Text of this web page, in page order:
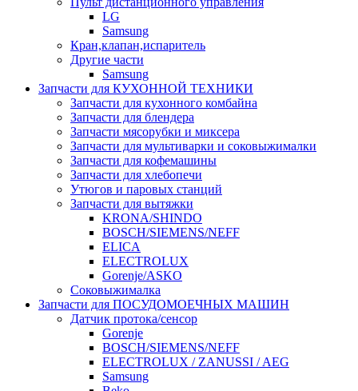
LG
Samsung
Кран,клапан,испаритель
Другие части
Samsung
Запчасти для КУХОННОЙ ТЕХНИКИ
Запчасти для кухонного комбайна
Запчасти для блендера
Запчасти мясорубки и миксера
Запчасти для мультиварки и соковыжималки
Запчасти для кофемашины
Запчасти для хлебопечи
Утюгов и паровых станций
Запчасти для вытяжки
KRONA/SHINDO
BOSCH/SIEMENS/NEFF
ELICA
ELECTROLUX
Gorenje/ASKO
Соковыжималка
Запчасти для ПОСУДОМОЕЧНЫХ МАШИН
Датчик протока/сенсор
Gorenje
BOSCH/SIEMENS/NEFF
ELECTROLUX / ZANUSSI / AEG
Samsung